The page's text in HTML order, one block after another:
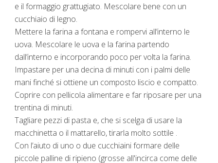
e il formaggio grattugiato. Mescolare bene con un
cucchiaio di legno.
Mettere la farina a fontana e rompervi all’interno le
uova. Mescolare le uova e la farina partendo
dall’interno e incorporando poco per volta la farina.
Impastare per una decina di minuti con i palmi delle
mani finché si ottiene un composto liscio e compatto.
Coprire con pellicola alimentare e far riposare per una
trentina di minuti.
Tagliare pezzi di pasta e, che si scelga di usare la
macchinetta o il mattarello, tirarla molto sottile .
Con l’aiuto di uno o due cucchiaini formare delle
piccole palline di ripieno (grosse all'incirca come delle